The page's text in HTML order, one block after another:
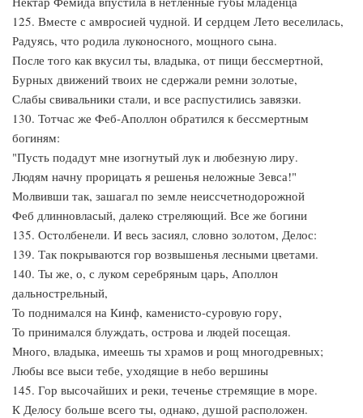
125. Вместе с амвросией чудной. И сердцем Лето веселилась,
Радуясь, что родила луконосного, мощного сына.
После того как вкусил ты, владыка, от пищи бессмертной,
Бурных движений твоих не сдержали ремни золотые,
Слабы свивальники стали, и все распустились завязки.
130. Тотчас же Феб-Аполлон обратился к бессмертным
богиням:
"Пусть подадут мне изогнутый лук и любезную лиру.
Людям начну прорицать я решенья неложные Зевса!"
Молвивши так, зашагал по земле неиссчетнодорожной
Феб длинновласый, далеко стреляющий. Все же богини
135. Остолбенели. И весь засиял, словно золотом, Делос:
139. Так покрываются гор возвышенья лесными цветами.
140. Ты же, о, с луком серебряным царь, Аполлон
дальнострельный,
То поднимался на Кинф, каменисто-суровую гору,
То принимался блуждать, острова и людей посещая.
Много, владыка, имеешь ты храмов и рощ многодревных;
Любы все выси тебе, уходящие в небо вершины
145. Гор высочайших и реки, теченье стремящие в море.
К Делосу больше всего ты, однако, душой расположен.